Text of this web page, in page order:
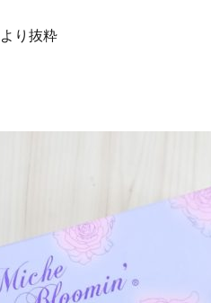
より抜粋